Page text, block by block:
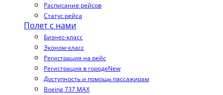
Расписание рейсов
Статус рейса
Полет с нами
Бизнес-класс
Эконом-класс
Регистрация на рейс
Регистрация в городеNew
Доступность и помощь пассажирам
Boeing 737 MAX